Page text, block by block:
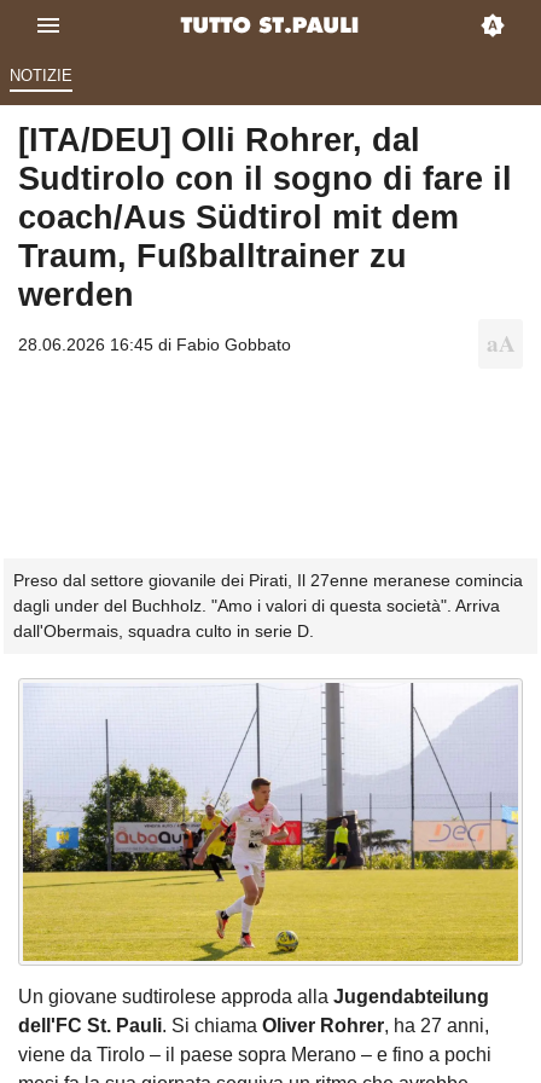
NOTIZIE
[ITA/DEU] Olli Rohrer, dal
Sudtirolo con il sogno di fare il
coach/Aus Südtirol mit dem
Traum, Fußballtrainer zu
werden
28.06.2026 16:45 di Fabio Gobbato
Preso dal settore giovanile dei Pirati, Il 27enne meranese comincia
dagli under del Buchholz. "Amo i valori di questa società". Arriva
dall'Obermais, squadra culto in serie D.
Un giovane sudtirolese approda alla Jugendabteilung
dell'FC St. Pauli. Si chiama Oliver Rohrer, ha 27 anni,
viene da Tirolo – il paese sopra Merano – e fino a pochi